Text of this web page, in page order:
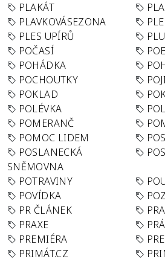
PLAKÁT
PLAVKOVÁSEZONA
PLES UPÍRŮ
POČASÍ
POHÁDKA
POCHOUTKY
POKLAD
POLÉVKA
POMERANČ
POMOC LIDEM
POSLANECKÁ
SNĚMOVNA
POTRAVINY
POVÍDKA
PR ČLÁNEK
PRAXE
PREMIÉRA
PRIMÁT.CZ